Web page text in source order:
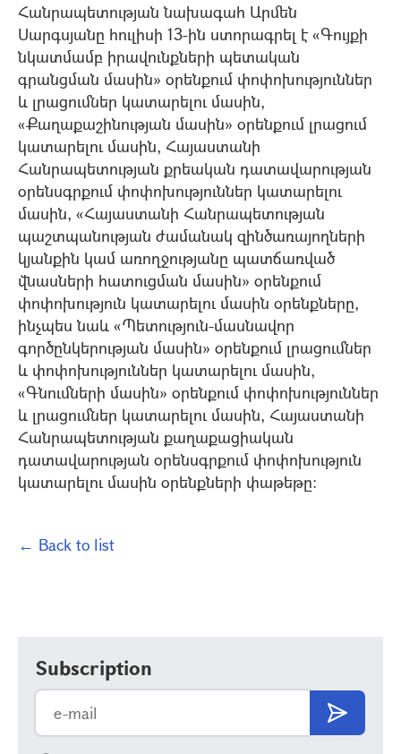
Հանրապետության նախագահ Արմեն
Սարգսյանը հուլիսի 13-ին ստորագրել է «Գույքի
նկատմամբ իրավունքների պետական
գրանցման մասին» օրենքում փոփոխություններ
և լրացումներ կատարելու մասին,
«Քաղաքաշինության մասին» օրենքում լրացում
կատարելու մասին, Հայաստանի
Հանրապետության քրեական դատավարության
օրենսգրքում փոփոխություններ կատարելու
մասին, «Հայաստանի Հանրապետության
պաշտպանության ժամանակ զինծառայողների
կյանքին կամ առողջությանը պատճառված
վնասների հատուցման մասին» օրենքում
փոփոխություն կատարելու մասին օրենքները,
ինչպես նաև «Պետություն-մասնավոր
գործընկերության մասին» օրենքում լրացումներ
և փոփոխություններ կատարելու մասին,
«Գնումների մասին» օրենքում փոփոխություններ
և լրացումներ կատարելու մասին, Հայաստանի
Հանրապետության քաղաքացիական
դատավարության օրենսգրքում փոփոխություն
կատարելու մասին օրենքների փաթեթը:
← Back to list
Subscription